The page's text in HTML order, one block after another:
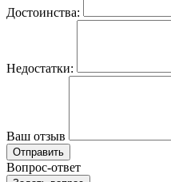
Достоинства:
Недостатки:
Ваш отзыв
Отправить
Вопрос-ответ